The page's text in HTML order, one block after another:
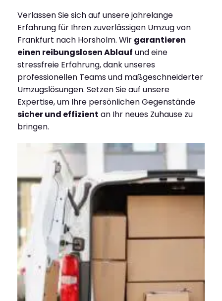
Verlassen Sie sich auf unsere jahrelange
Erfahrung für Ihren zuverlässigen Umzug von
Frankfurt nach Horsholm. Wir garantieren
einen reibungslosen Ablauf und eine
stressfreie Erfahrung, dank unseres
professionellen Teams und maßgeschneiderter
Umzugslösungen. Setzen Sie auf unsere
Expertise, um Ihre persönlichen Gegenstände
sicher und effizient an Ihr neues Zuhause zu
bringen.